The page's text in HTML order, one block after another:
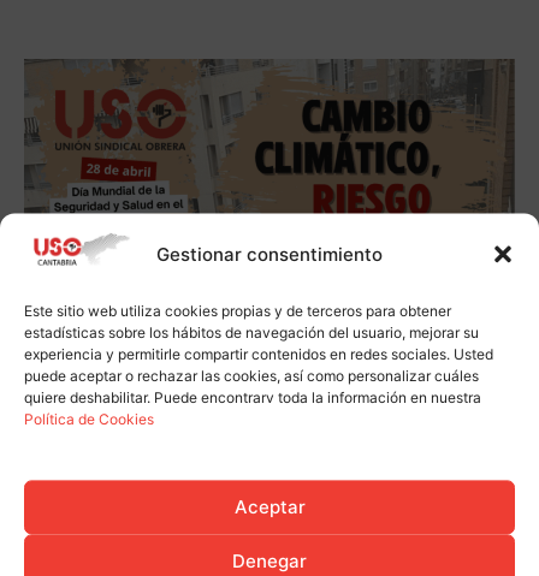
Gestionar consentimiento
Este sitio web utiliza cookies propias y de terceros para obtener
estadísticas sobre los hábitos de navegación del usuario, mejorar su
experiencia y permitirle compartir contenidos en redes sociales. Usted
puede aceptar o rechazar las cookies, así como personalizar cuáles
quiere deshabilitar. Puede encontrarv toda la información en nuestra
Política de Cookies
Aceptar
Denegar